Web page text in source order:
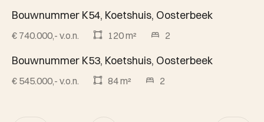
Beschikbaar
Bouwnummer K54, Koetshuis, Oosterbeek
€ 740.000,- v.o.n. 120 m² 2
Beschikbaar
Bouwnummer K53, Koetshuis, Oosterbeek
€ 545.000,- v.o.n. 84 m² 2